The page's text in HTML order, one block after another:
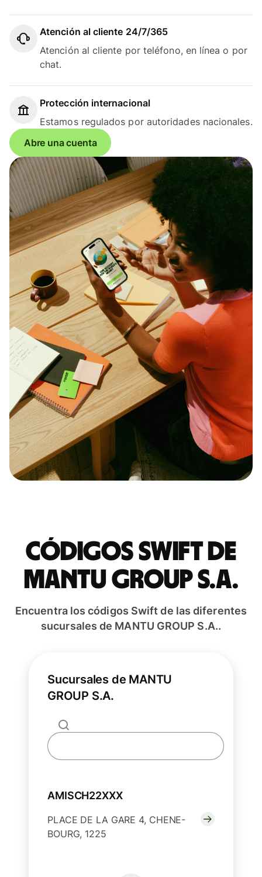
Atención al cliente 24/7/365
Atención al cliente por teléfono, en línea o por
chat.
Protección internacional
Estamos regulados por autoridades nacionales.
Abre una cuenta
Códigos Swift de
MANTU GROUP S.A.
Encuentra los códigos Swift de las diferentes
sucursales de MANTU GROUP S.A..
Sucursales de MANTU
GROUP S.A.
AMISCH22XXX
PLACE DE LA GARE 4, CHENE-
BOURG, 1225